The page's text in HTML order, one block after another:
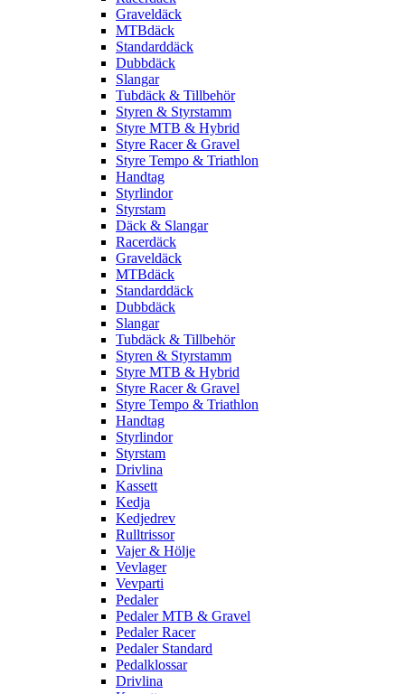
Graveldäck
MTBdäck
Standarddäck
Dubbdäck
Slangar
Tubdäck & Tillbehör
Styren & Styrstamm
Styre MTB & Hybrid
Styre Racer & Gravel
Styre Tempo & Triathlon
Handtag
Styrlindor
Styrstam
Däck & Slangar
Racerdäck
Graveldäck
MTBdäck
Standarddäck
Dubbdäck
Slangar
Tubdäck & Tillbehör
Styren & Styrstamm
Styre MTB & Hybrid
Styre Racer & Gravel
Styre Tempo & Triathlon
Handtag
Styrlindor
Styrstam
Drivlina
Kassett
Kedja
Kedjedrev
Rulltrissor
Vajer & Hölje
Vevlager
Vevparti
Pedaler
Pedaler MTB & Gravel
Pedaler Racer
Pedaler Standard
Pedalklossar
Drivlina